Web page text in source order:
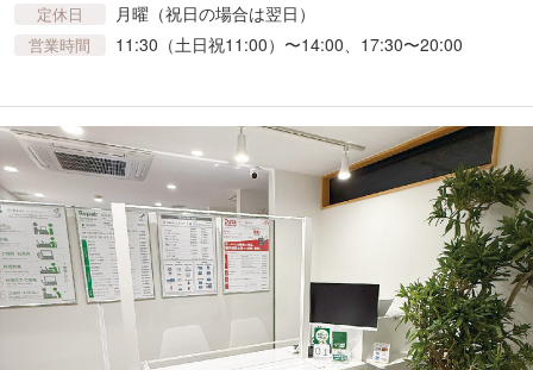
定休日 月曜（祝日の場合は翌日）
営業時間 11:30（土日祝11:00）〜14:00、17:30〜20:00